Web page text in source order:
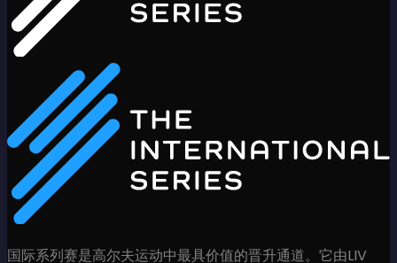
国际系列赛是高尔夫运动中最具价值的晋升通道。它由LIV